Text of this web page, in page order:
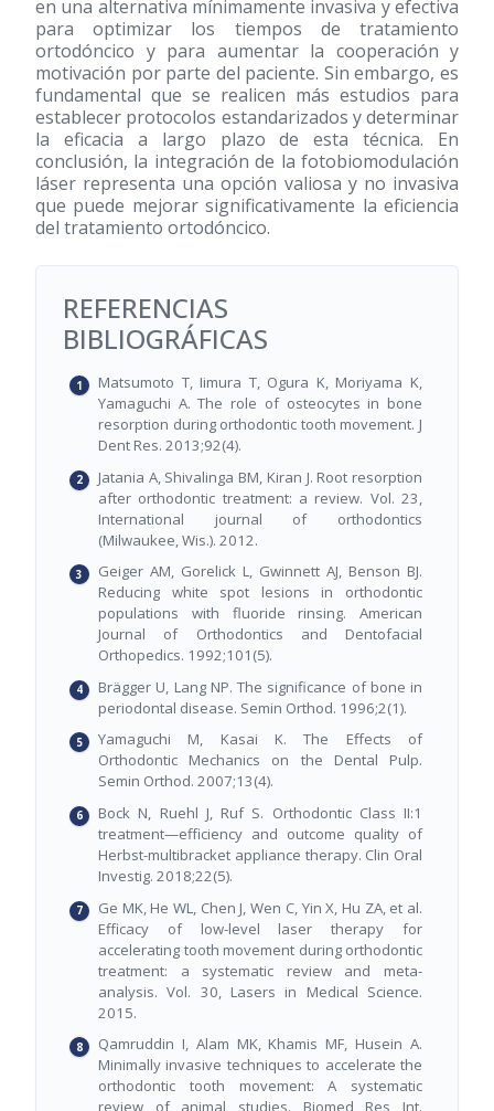
en una alternativa mínimamente invasiva y efectiva
para optimizar los tiempos de tratamiento
ortodóncico y para aumentar la cooperación y
motivación por parte del paciente. Sin embargo, es
fundamental que se realicen más estudios para
establecer protocolos estandarizados y determinar
la eficacia a largo plazo de esta técnica. En
conclusión, la integración de la fotobiomodulación
láser representa una opción valiosa y no invasiva
que puede mejorar significativamente la eficiencia
del tratamiento ortodóncico.
REFERENCIAS
BIBLIOGRÁFICAS
Matsumoto T, Iimura T, Ogura K, Moriyama K,
Yamaguchi A. The role of osteocytes in bone
resorption during orthodontic tooth movement. J
Dent Res. 2013;92(4).
Jatania A, Shivalinga BM, Kiran J. Root resorption
after orthodontic treatment: a review. Vol. 23,
International journal of orthodontics
(Milwaukee, Wis.). 2012.
Geiger AM, Gorelick L, Gwinnett AJ, Benson BJ.
Reducing white spot lesions in orthodontic
populations with fluoride rinsing. American
Journal of Orthodontics and Dentofacial
Orthopedics. 1992;101(5).
Brägger U, Lang NP. The significance of bone in
periodontal disease. Semin Orthod. 1996;2(1).
Yamaguchi M, Kasai K. The Effects of
Orthodontic Mechanics on the Dental Pulp.
Semin Orthod. 2007;13(4).
Bock N, Ruehl J, Ruf S. Orthodontic Class II:1
treatment—efficiency and outcome quality of
Herbst-multibracket appliance therapy. Clin Oral
Investig. 2018;22(5).
Ge MK, He WL, Chen J, Wen C, Yin X, Hu ZA, et al.
Efficacy of low-level laser therapy for
accelerating tooth movement during orthodontic
treatment: a systematic review and meta-
analysis. Vol. 30, Lasers in Medical Science.
2015.
Qamruddin I, Alam MK, Khamis MF, Husein A.
Minimally invasive techniques to accelerate the
orthodontic tooth movement: A systematic
review of animal studies. Biomed Res Int.